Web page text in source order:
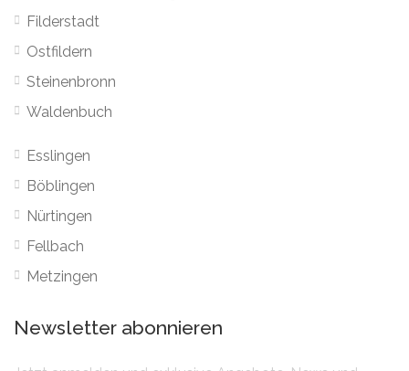
Filderstadt
Ostfildern
Steinenbronn
Waldenbuch
Esslingen
Böblingen
Nürtingen
Fellbach
Metzingen
Newsletter abonnieren